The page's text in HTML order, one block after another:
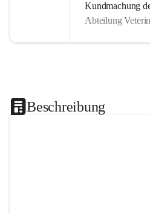
Kundmachung
Abteilung
Beschreibung